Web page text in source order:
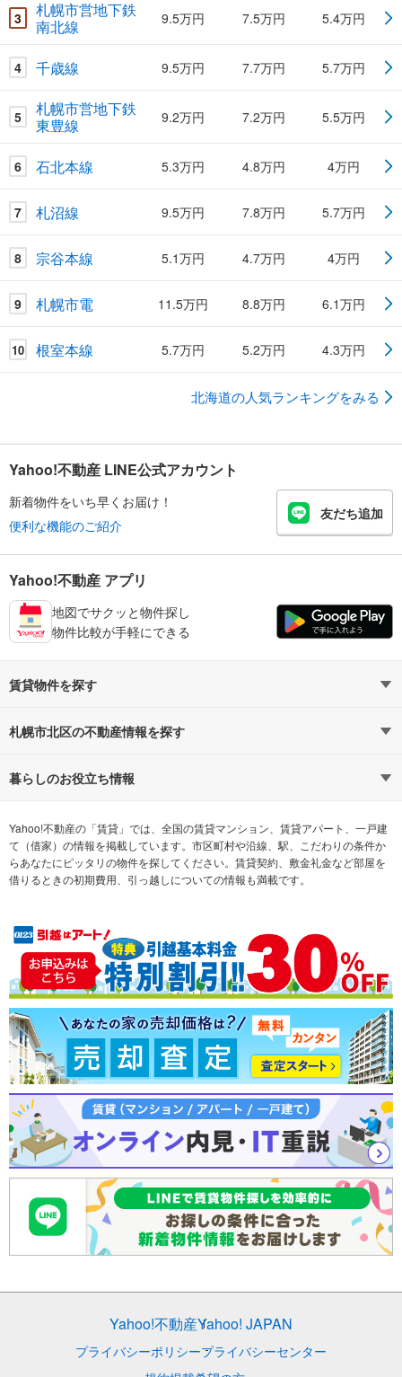
3
札幌市営地下鉄
南北線
9.5万円 7.5万円 5.4万円
4 千歳線 9.5万円 7.7万円 5.7万円
5
札幌市営地下鉄
東豊線
9.2万円 7.2万円 5.5万円
6 石北本線 5.3万円 4.8万円 4万円
7 札沼線 9.5万円 7.8万円 5.7万円
8 宗谷本線 5.1万円 4.7万円 4万円
9 札幌市電 11.5万円 8.8万円 6.1万円
10 根室本線 5.7万円 5.2万円 4.3万円
北海道の人気ランキングをみる
Yahoo!不動産 LINE公式アカウント
新着物件をいち早くお届け！
便利な機能のご紹介
友だち追加
Yahoo!不動産 アプリ
地図でサクッと物件探し
物件比較が手軽にできる
賃貸物件を探す
路線・駅から探す
通勤時間から探す
不動産会社から探す 希望の条件から探す
テーマから探す ランキングから探す
札幌市北区の不動産情報を探す
不動産・住宅
新築マンション 中古マンション
新築一戸建て 中古一戸建て
売却査定
暮らしのお役立ち情報
マンションカタログ 教えて！住まいの先生
Yahoo!不動産の「賃貸」では、全国の賃貸マンション、賃貸アパート、一戸建
て（借家）の情報を掲載しています。市区町村や沿線、駅、こだわりの条件か
らあなたにピッタリの物件を探してください。賃貸契約、敷金礼金など部屋を
借りるときの初期費用、引っ越しについての情報も満載です。
Yahoo!不動産Yahoo! JAPAN
プライバシーポリシープライバシーセンター